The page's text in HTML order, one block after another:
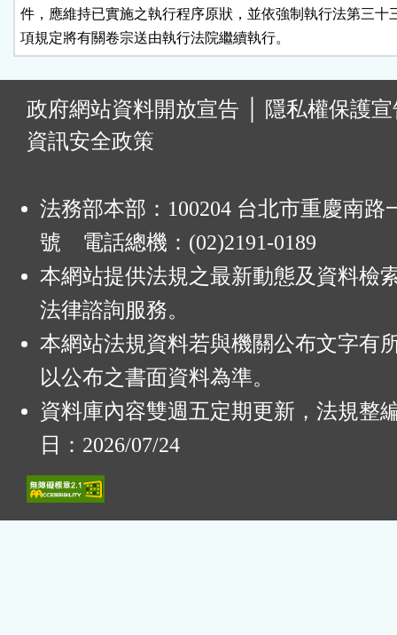
件，應維持已實施之執行程序原狀，並依強制執行法第三十
項規定將有關卷宗送由執行法院繼續執行。
政府網站資料開放宣告
隱私權保護
資訊安全政策
法務部本部：100204 台北市重慶南路
號 電話總機：(02)2191-0189
本網站提供法規之最新動態及資料檢
法律諮詢服務。
本網站法規資料若與機關公布文字有
以公布之書面資料為準。
資料庫內容雙週五定期更新，法規整
日：2026/07/24